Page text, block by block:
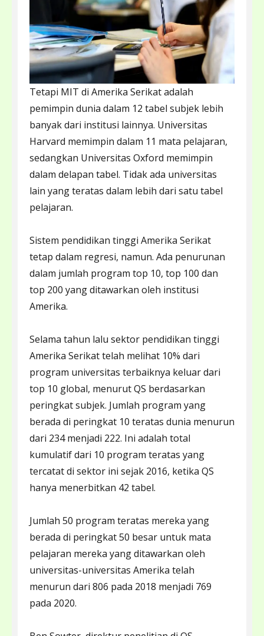
Tetapi MIT di Amerika Serikat adalah
pemimpin dunia dalam 12 tabel subjek lebih
banyak dari institusi lainnya. Universitas
Harvard memimpin dalam 11 mata pelajaran,
sedangkan Universitas Oxford memimpin
dalam delapan tabel. Tidak ada universitas
lain yang teratas dalam lebih dari satu tabel
pelajaran.
Sistem pendidikan tinggi Amerika Serikat
tetap dalam regresi, namun. Ada penurunan
dalam jumlah program top 10, top 100 dan
top 200 yang ditawarkan oleh institusi
Amerika.
Selama tahun lalu sektor pendidikan tinggi
Amerika Serikat telah melihat 10% dari
program universitas terbaiknya keluar dari
top 10 global, menurut QS berdasarkan
peringkat subjek. Jumlah program yang
berada di peringkat 10 teratas dunia menurun
dari 234 menjadi 222. Ini adalah total
kumulatif dari 10 program teratas yang
tercatat di sektor ini sejak 2016, ketika QS
hanya menerbitkan 42 tabel.
Jumlah 50 program teratas mereka yang
berada di peringkat 50 besar untuk mata
pelajaran mereka yang ditawarkan oleh
universitas-universitas Amerika telah
menurun dari 806 pada 2018 menjadi 769
pada 2020.